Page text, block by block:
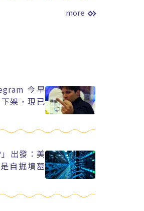
more
今早
架，現已
出發：美
自掘墳墓